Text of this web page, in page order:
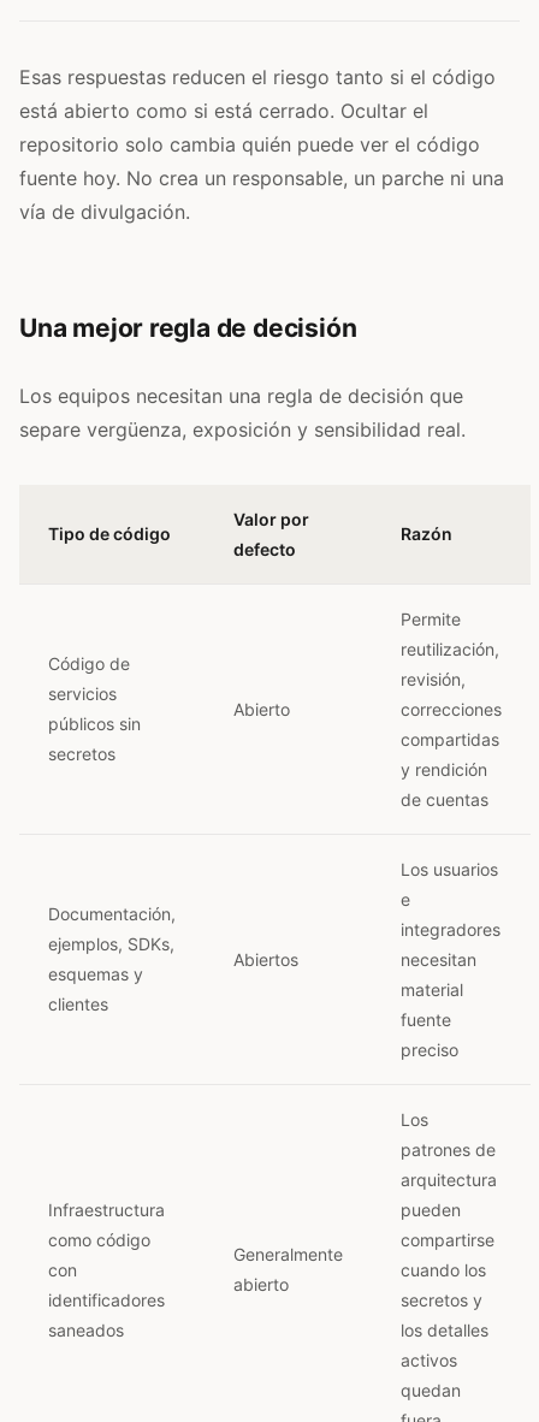
Esas respuestas reducen el riesgo tanto si el código
está abierto como si está cerrado. Ocultar el
repositorio solo cambia quién puede ver el código
fuente hoy. No crea un responsable, un parche ni una
vía de divulgación.
Una mejor regla de decisión
Los equipos necesitan una regla de decisión que
separe vergüenza, exposición y sensibilidad real.
Tipo de código
Valor por
defecto
Razón
Código de
servicios
públicos sin
secretos
Abierto
Permite
reutilización,
revisión,
correcciones
compartidas
y rendición
de cuentas
Documentación,
ejemplos, SDKs,
esquemas y
clientes
Abiertos
Los usuarios
e
integradores
necesitan
material
fuente
preciso
Infraestructura
como código
con
identificadores
saneados
Generalmente
abierto
Los
patrones de
arquitectura
pueden
compartirse
cuando los
secretos y
los detalles
activos
quedan